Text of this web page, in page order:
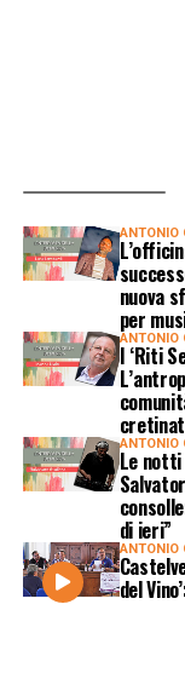
ANTONIO
nuova
per
ANTONIO
I ‘Riti
ANTONIO
Le notti
di ieri”
ANTONIO
del